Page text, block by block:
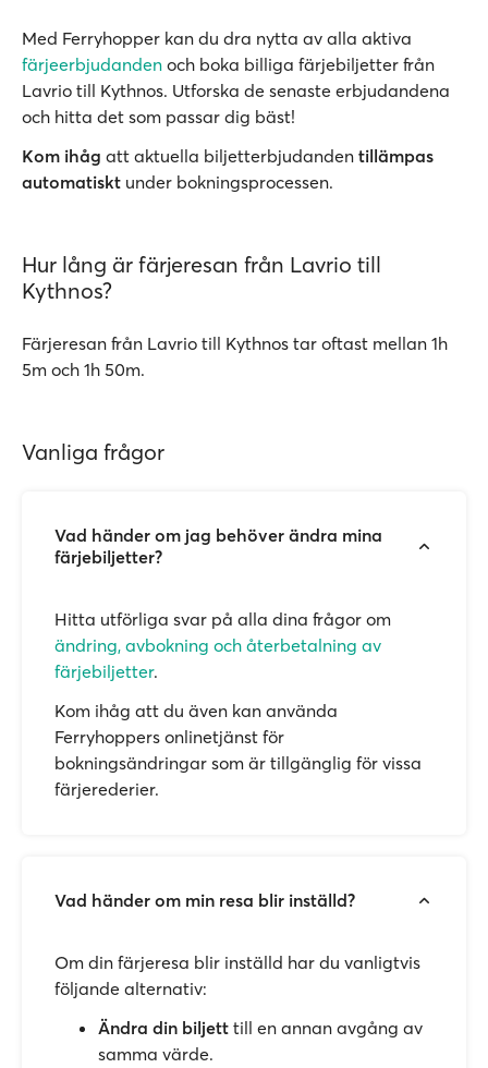
Med Ferryhopper kan du dra nytta av alla aktiva
färjeerbjudanden och boka billiga färjebiljetter från
Lavrio till Kythnos. Utforska de senaste erbjudandena
och hitta det som passar dig bäst!
Kom ihåg att aktuella biljetterbjudanden tillämpas
automatiskt under bokningsprocessen.
Hur lång är färjeresan från Lavrio till
Kythnos?
Färjeresan från Lavrio till Kythnos tar oftast mellan 1h
5m och 1h 50m.
Vanliga frågor
Vad händer om jag behöver ändra mina
färjebiljetter?
Hitta utförliga svar på alla dina frågor om
ändring, avbokning och återbetalning av
färjebiljetter.
Kom ihåg att du även kan använda
Ferryhoppers onlinetjänst för
bokningsändringar som är tillgänglig för vissa
färjerederier.
Vad händer om min resa blir inställd?
Om din färjeresa blir inställd har du vanligtvis
följande alternativ:
Ändra din biljett till en annan avgång av
samma värde.